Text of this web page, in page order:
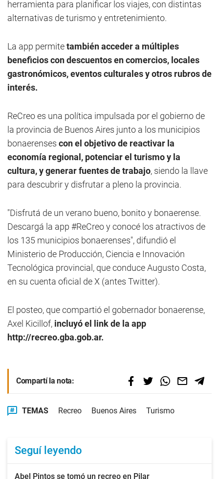
herramienta para planificar los viajes, con distintas
alternativas de turismo y entretenimiento.
La app permitetambién acceder a múltiples
beneficios con descuentos en comercios, locales
gastronómicos, eventos culturales y otros rubros de
interés.
ReCreo es una política impulsada por el gobierno de
la provincia de Buenos Aires junto a los municipios
bonaerenses con el objetivo de reactivar la
economía regional, potenciar el turismo y la
cultura, y generar fuentes de trabajo, siendo la llave
para descubrir y disfrutar a pleno la provincia.
"Disfrutá de un verano bueno, bonito y bonaerense.
Descargá la app #ReCreo y conocé los atractivos de
los 135 municipios bonaerenses", difundió el
Ministerio de Producción, Ciencia e Innovación
Tecnológica provincial, que conduce Augusto Costa,
en su cuenta oficial de X (antes Twitter).
El posteo, que compartió el gobernador bonaerense,
Axel Kicillof, incluyó el link de la app
http://recreo.gba.gob.ar.
Compartí la nota:
TEMAS Recreo Buenos Aires Turismo
Seguí leyendo
Abel Pintos se tomó un recreo en Pilar